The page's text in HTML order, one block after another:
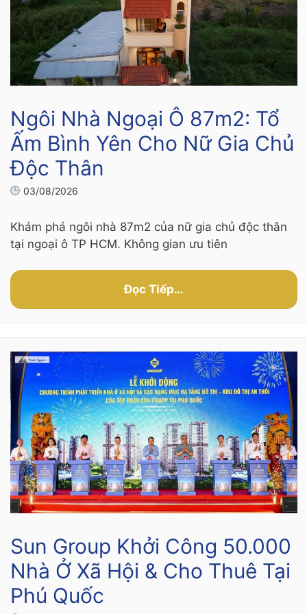
Ngôi Nhà Ngoại Ô 87m2: Tổ
Ấm Bình Yên Cho Nữ Gia Chủ
Độc Thân
03/08/2026
Khám phá ngôi nhà 87m2 của nữ gia chủ độc thân
tại ngoại ô TP HCM. Không gian ưu tiên
Đọc Tiếp…
Sun Group Khởi Công 50.000
Nhà Ở Xã Hội & Cho Thuê Tại
Phú Quốc